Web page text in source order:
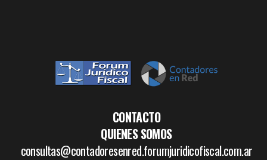
CONTACTO
QUIENES SOMOS
consultas@contadoresenred.forumjuridicofiscal.com.ar